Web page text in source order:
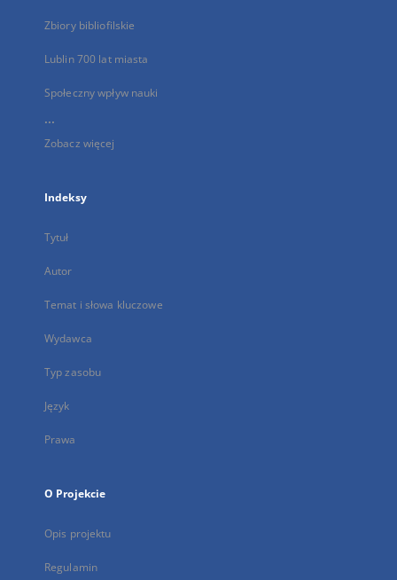
Zbiory bibliofilskie
Lublin 700 lat miasta
Społeczny wpływ nauki
...
Zobacz więcej
Indeksy
Tytuł
Autor
Temat i słowa kluczowe
Wydawca
Typ zasobu
Język
Prawa
O Projekcie
Opis projektu
Regulamin